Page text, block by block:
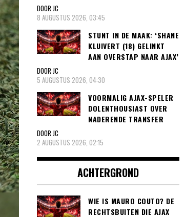
DOOR JC
8 AUGUSTUS 2026, 03:45
STUNT IN DE MAAK: ‘SHANE
KLUIVERT (18) GELINKT
AAN OVERSTAP NAAR AJAX’
DOOR JC
5 AUGUSTUS 2026, 04:30
VOORMALIG AJAX-SPELER
DOLENTHOUSIAST OVER
NADERENDE TRANSFER
DOOR JC
2 AUGUSTUS 2026, 02:15
ACHTERGROND
WIE IS MAURO COUTO? DE
RECHTSBUITEN DIE AJAX